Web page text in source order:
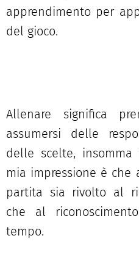
apprendimento per
del gioco.
Allenare significa
assumersi delle
delle scelte,
mia impressione è
partita sia rivolto al
che al
tempo.